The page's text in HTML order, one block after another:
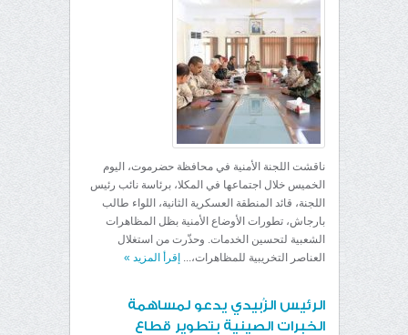
ناقشت اللجنة الأمنية في محافظة حضرموت، اليوم
الخميس خلال اجتماعها في المكلا، برئاسة نائب رئيس
اللجنة، قائد المنطقة العسكرية الثانية، اللواء طالب
بارجاش، تطورات الأوضاع الأمنية بظل المظاهرات
الشعبية لتحسين الخدمات. وحذّرت من استغلال
العناصر التخريبية للمظاهرات،... إقرأ المزيد »
الرئيس الزُبيدي يدعو لمساهمة
الخبرات الصينية بتطوير قطاع